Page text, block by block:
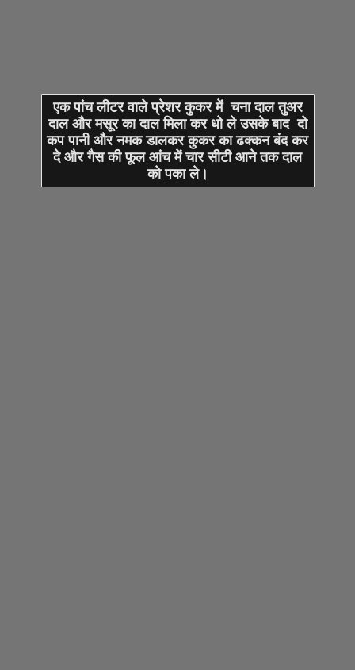
एक पांच लीटर वाले प्रेशर कुकर में चना दाल तुअर
दाल और मसूर का दाल मिला कर धो ले उसके बाद दो
कप पानी और नमक डालकर कुकर का ढक्कन बंद कर
दे और गैस की फूल आंच में चार सीटी आने तक दाल
को पका ले।